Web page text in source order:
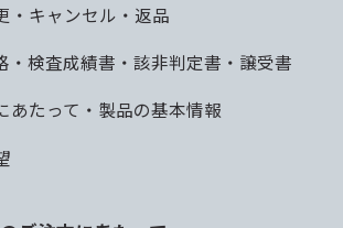
・キャンセル・返品
・検査成績書・該非判定書・譲受書
あたって・製品の基本情報